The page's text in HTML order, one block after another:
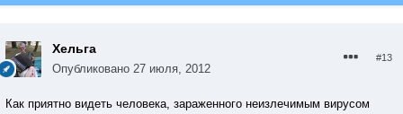
Хельга
Опубликовано 27 июля, 2012
#13
Как приятно видеть человека, зараженного неизлечимым вирусом